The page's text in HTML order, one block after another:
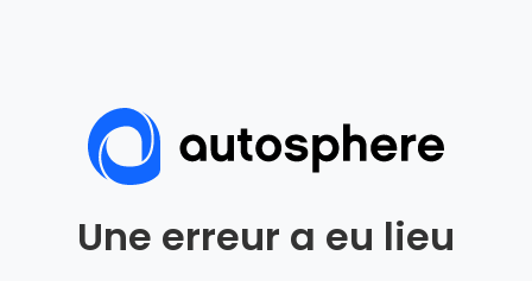
Une erreur a eu lieu